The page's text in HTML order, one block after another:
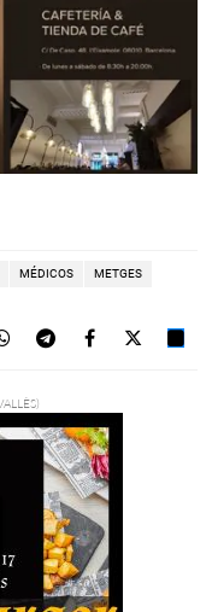
MÉDICOS METGES